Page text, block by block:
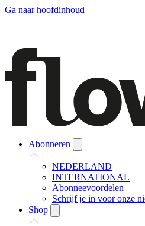
Ga naar hoofdinhoud
Abonneren
NEDERLAND
INTERNATIONAL
Abonneevoordelen
Schrijf je in voor onze
Shop